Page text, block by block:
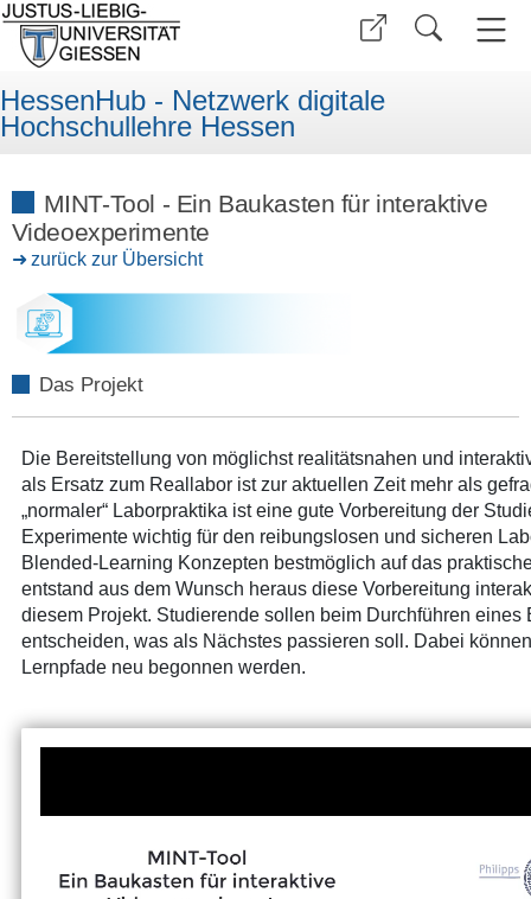
HessenHub - Netzwerk digitale
Hochschullehre Hessen
MINT-Tool - Ein Baukasten für interaktive
Videoexperimente
zurück zur Übersicht
Das Projekt
Die Bereitstellung von möglichst realitätsnahen und
als Ersatz zum Reallabor ist zur aktuellen Zeit mehr als
„normaler“ Laborpraktika ist eine gute Vorbereitung der
Experimente wichtig für den reibungslosen und sicheren
Blended-Learning Konzepten bestmöglich auf das
entstand aus dem Wunsch heraus diese Vorbereitung
diesem Projekt. Studierende sollen beim Durchführen eines
entscheiden, was als Nächstes passieren soll. Dabei
Lernpfade neu begonnen werden.